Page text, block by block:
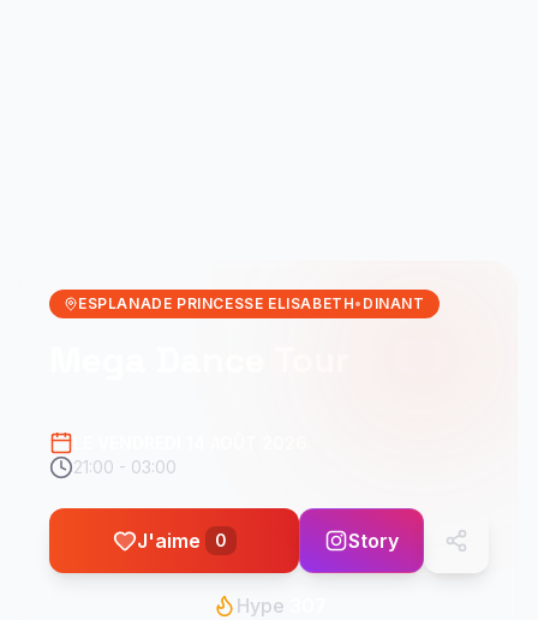
ESPLANADE PRINCESSE ELISABETH• DINANT
21:00 - 03:00
J'aime 0 Story
Hype